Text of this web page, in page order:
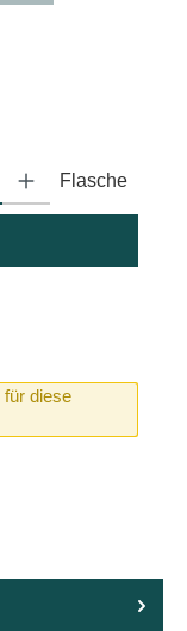
ein oder benutze
Flasche
für diese